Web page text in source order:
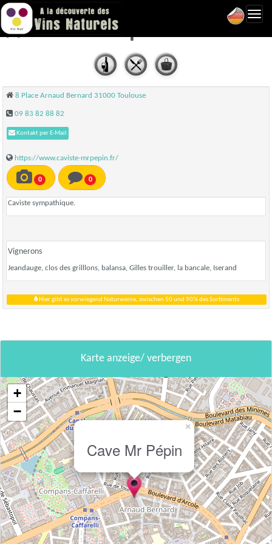
Cave Mr Pépin - Toulouse
8 Place Arnaud Bernard 31000 Toulouse
09 83 82 88 82
Kontakt per E-Mail
https://www.caviste-mrpepin.fr/
0 0
Caviste sympathique.
Vignerons
Jeandauge, clos des grilllons, balansa, Gilles trouiller, la bancale, Iserand
Hier gibt es vorwiegend Naturweine, zwischen 50 und 90% des Sortiments
Karte anzeige/ verbergen
Cave Mr Pépin
×
+
−